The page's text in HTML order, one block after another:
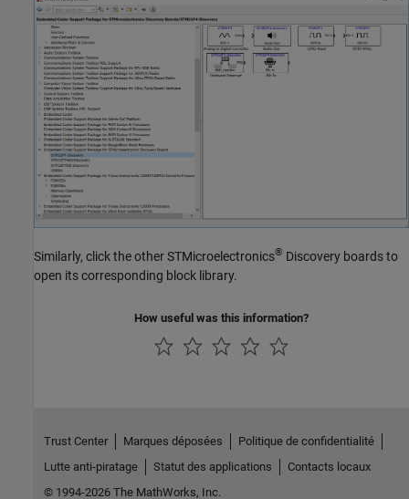
Similarly, click the other STMicroelectronics® Discovery boards to
open its corresponding block library.
How useful was this information?
Trust Center Marques déposées
Politique de confidentialité
Lutte anti-piratage
Statut des applications
Contacts locaux
© 1994-2026 The MathWorks, Inc.